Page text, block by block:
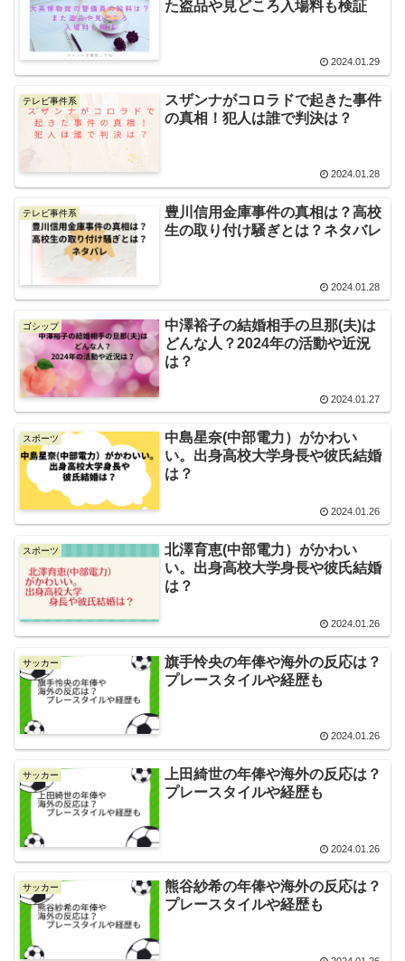
た盗品や見どころ入場料も検証
2024.01.29
テレビ事件系
スザンナがコロラドで起きた事件
の真相！犯人は誰で判決は？
2024.01.28
テレビ事件系
豊川信用金庫事件の真相は？高校
生の取り付け騒ぎとは？ネタバレ
2024.01.28
ゴシップ
中澤裕子の結婚相手の旦那(夫)は
どんな人？2024年の活動や近況
は？
2024.01.27
スポーツ
中島星奈(中部電力）がかわい
い。出身高校大学身長や彼氏結婚
は？
2024.01.26
スポーツ
北澤育恵(中部電力）がかわい
い。出身高校大学身長や彼氏結婚
は？
2024.01.26
サッカー
旗手怜央の年俸や海外の反応は？
プレースタイルや経歴も
2024.01.26
サッカー
上田綺世の年俸や海外の反応は？
プレースタイルや経歴も
2024.01.26
サッカー
熊谷紗希の年俸や海外の反応は？
プレースタイルや経歴も